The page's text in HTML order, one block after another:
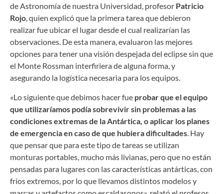
de Astronomía de nuestra Universidad, profesor Patricio
Rojo, quien explicó que la primera tarea que debieron
realizar fue ubicar el lugar desde el cual realizarían las
observaciones. De esta manera, evaluaron las mejores
opciones para tener una visión despejada del eclipse sin que
el Monte Rossman interfiriera de alguna forma, y
asegurando la logística necesaria para los equipos.
«Lo siguiente que debimos hacer fue probar que el equipo
que utilizaríamos podía sobrevivir sin problemas a las
condiciones extremas de la Antártica, o aplicar los planes
de emergencia en caso de que hubiera dificultades . Hay
que pensar que para este tipo de tareas se utilizan
monturas portables, mucho más livianas, pero que no están
pensadas para lugares con las características antárticas, con
fríos extremos, por lo que llevamos distintos modelos y